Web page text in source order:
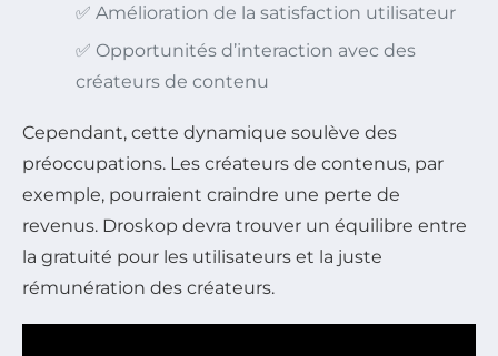
✅ Amélioration de la satisfaction utilisateur
✅ Opportunités d’interaction avec des
créateurs de contenu
Cependant, cette dynamique soulève des
préoccupations. Les créateurs de contenus, par
exemple, pourraient craindre une perte de
revenus. Droskop devra trouver un équilibre entre
la gratuité pour les utilisateurs et la juste
rémunération des créateurs.